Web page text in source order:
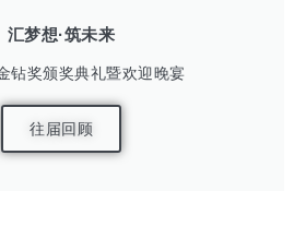
汇梦想·筑未来
钻奖颁奖典礼暨欢迎晚宴
往届回顾